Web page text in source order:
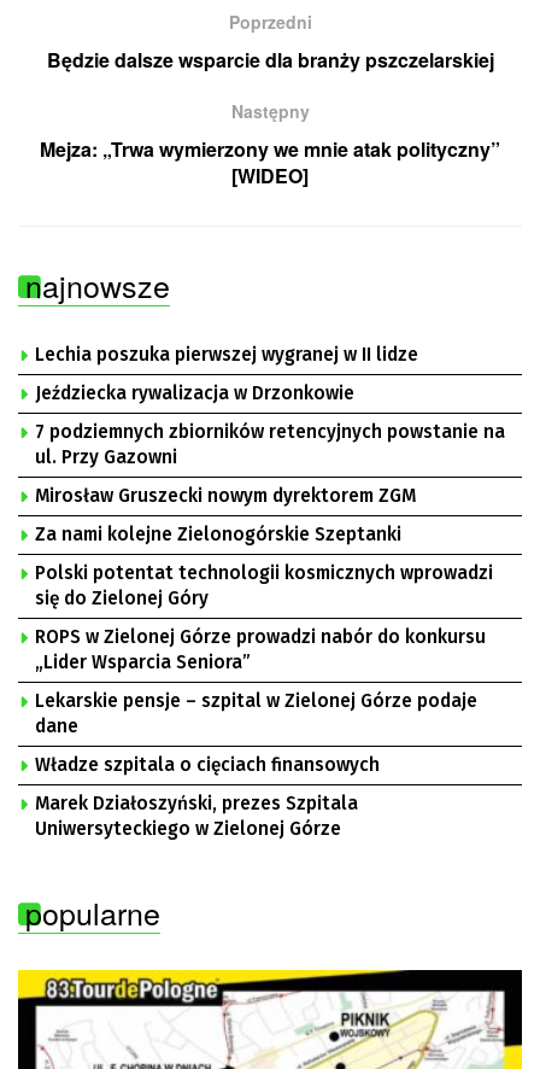
Poprzedni
Będzie dalsze wsparcie dla branży pszczelarskiej
Następny
Mejza: „Trwa wymierzony we mnie atak polityczny”
[WIDEO]
najnowsze
Lechia poszuka pierwszej wygranej w II lidze
Jeździecka rywalizacja w Drzonkowie
7 podziemnych zbiorników retencyjnych powstanie na
ul. Przy Gazowni
Mirosław Gruszecki nowym dyrektorem ZGM
Za nami kolejne Zielonogórskie Szeptanki
Polski potentat technologii kosmicznych wprowadzi
się do Zielonej Góry
ROPS w Zielonej Górze prowadzi nabór do konkursu
„Lider Wsparcia Seniora”
Lekarskie pensje – szpital w Zielonej Górze podaje
dane
Władze szpitala o cięciach finansowych
Marek Działoszyński, prezes Szpitala
Uniwersyteckiego w Zielonej Górze
popularne